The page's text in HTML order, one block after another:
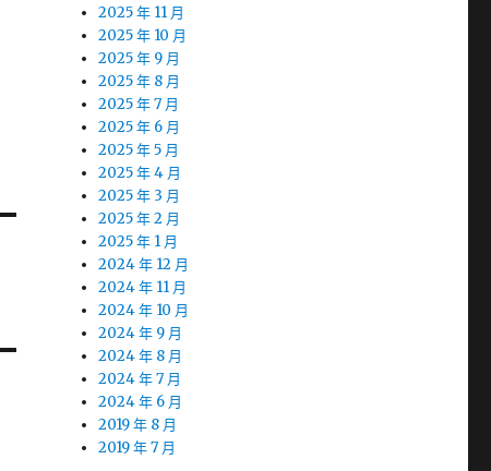
2025 年 11 月
2025 年 10 月
2025 年 9 月
2025 年 8 月
2025 年 7 月
2025 年 6 月
2025 年 5 月
2025 年 4 月
2025 年 3 月
2025 年 2 月
2025 年 1 月
2024 年 12 月
2024 年 11 月
2024 年 10 月
2024 年 9 月
2024 年 8 月
2024 年 7 月
2024 年 6 月
2019 年 8 月
2019 年 7 月